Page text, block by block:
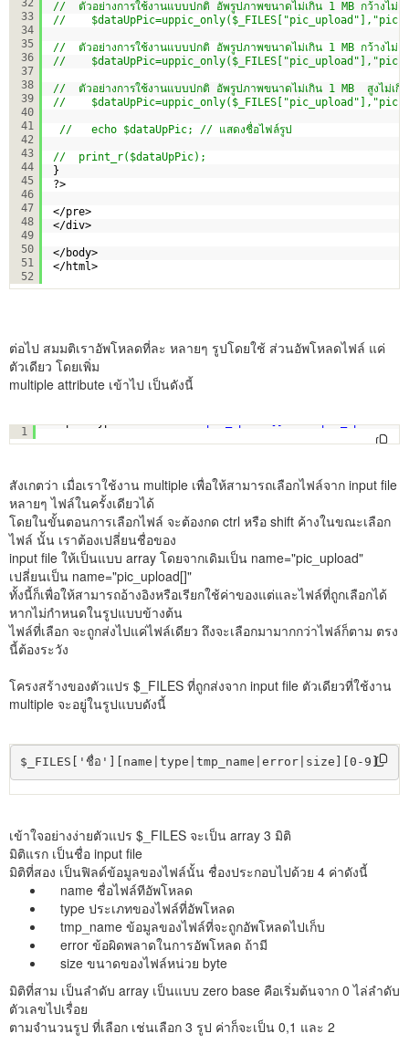
33
34
35
36
37
38
39
40
41
42
43
44
45
46
47
48
49
50
51
52
//  ตัวอย่างการใช้งานแบบปกติ อัพรูปภาพขนาดไม่เกิน 1 MB กว้างไม่
//
//  ตัวอย่างการใช้งานแบบปกติ อัพรูปภาพขนาดไม่เกิน 1 MB กว้างไม่เ
//
//  ตัวอย่างการใช้งานแบบปกติ อัพรูปภาพขนาดไม่เกิน 1 MB  สูงไม่เกิ
//
//   echo $dataUpPic; // แสดงชื่อไฟล์รูป
//  print_r($dataUpPic);
}
?>
</pre>
</div>
</body>
</html>
ต่อไป สมมติเราอัพโหลดที่ละ หลายๆ รูปโดยใช้ ส่วนอัพโหลดไฟล์ แค่
ตัวเดียว โดยเพิ่ม
multiple attribute เข้าไป เป็นดังนี้
1
สังเกตว่า เมื่อเราใช้งาน multiple เพื่อให้สามารถเลือกไฟล์จาก input file
หลายๆ ไฟล์ในครั้งเดียวได้
โดยในขั้นตอนการเลือกไฟล์ จะต้องกด ctrl หรือ shift ค้างในขณะเลือก
ไฟล์ นั้น เราต้องเปลี่ยนชื่อของ
input file ให้เป็นแบบ array โดยจากเดิมเป็น name="pic_upload"
เปลี่ยนเป็น name="pic_upload[]"
ทั้งนี้ก็เพื่อให้สามารถอ้างอิงหรือเรียกใช้ค่าของแต่และไฟล์ที่ถูกเลือกได้
หากไม่กำหนดในรูปแบบข้างต้น
ไฟล์ที่เลือก จะถูกส่งไปแค่ไฟล์เดียว ถึงจะเลือกมามากกว่าไฟล์ก็ตาม ตรง
นี้ต้องระวัง
โครงสร้างของตัวแปร $_FILES ที่ถูกส่งจาก input file ตัวเดียวที่ใช้งาน
multiple จะอยู่ในรูปแบบดังนี้
$_FILES['ชื่อ'][name|type|tmp_name|error|size][0-9]
เข้าใจอย่างง่ายตัวแปร $_FILES จะเป็น array 3 มิติ
มิติแรก เป็นชื่อ input file
มิติที่สอง เป็นฟิลด์ข้อมูลของไฟล์นั้น ชื่องประกอบไปด้วย 4 ค่าดังนี้
name ชื่อไฟล์ทีอัพโหลด
type ประเภทของไฟล์ที่อัพโหลด
tmp_name ข้อมูลของไฟล์ที่จะถูกอัพโหลดไปเก็บ
error ข้อผิดพลาดในการอัพโหลด ถ้ามี
size ขนาดของไฟล์หน่วย byte
มิติที่สาม เป็นลำดับ array เป็นแบบ zero base คือเริ่มต้นจาก 0 ไล่ลำดับ
ตัวเลขไปเรื่อย
ตามจำนวนรูป ที่เลือก เช่นเลือก 3 รูป ค่าก็จะเป็น 0,1 และ 2